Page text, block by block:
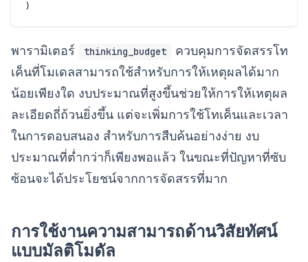
พารามิเตอร์ thinking_budget
ควบคุมการจัดสรรโท
เค็นที่โมเดลสามารถใช้สำหรับการให้เหตุผลได้มาก
น้อยเพียงใด งบประมาณที่สูงขึ้นช่วยให้การให้เหตุผล
ละเอียดถี่ถ้วนยิ่งขึ้น แต่จะเพิ่มการใช้โทเค็นและเวลา
ในการตอบสนอง สำหรับการสืบค้นอย่างง่าย งบ
ประมาณที่ต่ำกว่าก็เพียงพอแล้ว ในขณะที่ปัญหาที่ซับ
ซ้อนจะได้ประโยชน์จากการจัดสรรที่มาก
การใช้งานความสามารถด้านวิสัยทัศน์
แบบมัลติโมดัล